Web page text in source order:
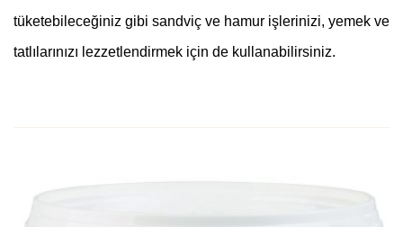
tüketebileceğiniz gibi sandviç ve hamur işlerinizi, yemek ve
tatlılarınızı lezzetlendirmek için de kullanabilirsiniz.